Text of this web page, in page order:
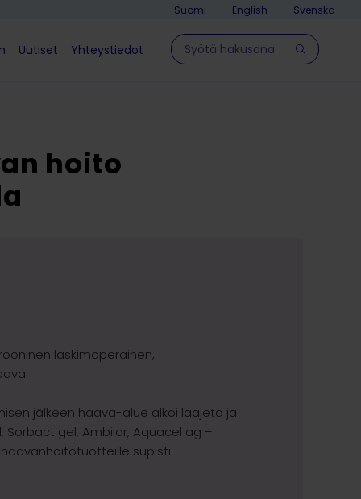
Suomi English Svenska
Uutiset
Yhteystiedot
Hae sivulla
hoito
laskimoperäinen,
jälkeen haava-alue alkoi laajeta ja
gel, Ambilar, Aquacel ag –
haavanhoitotuotteille supisti